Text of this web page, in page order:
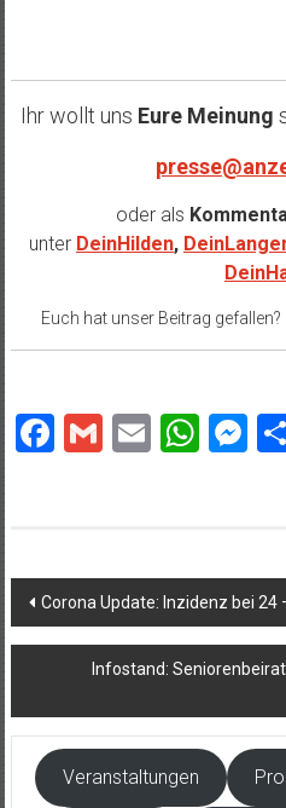
Ihr wollt uns Eure Meinung
oder als
unter DeinHilden,
Euch hat unser Beitrag gefallen?
Facebook
Gmail
Email
Beitragsnavigation
Corona Update: Inzidenz bei 24
Infostand:
Veranstaltungen